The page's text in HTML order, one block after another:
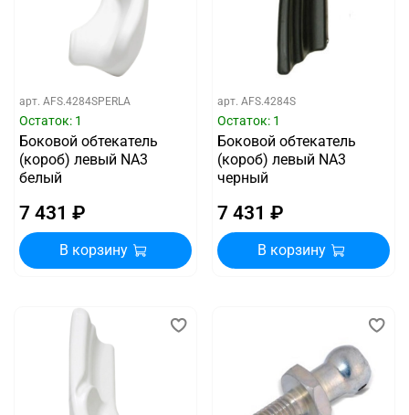
арт. AFS.4284SPERLA
Остаток: 1
Боковой обтекатель
(короб) левый NA3
белый
7 431 ₽
В корзину
арт. AFS.4284S
Остаток: 1
Боковой обтекатель
(короб) левый NA3
черный
7 431 ₽
В корзину